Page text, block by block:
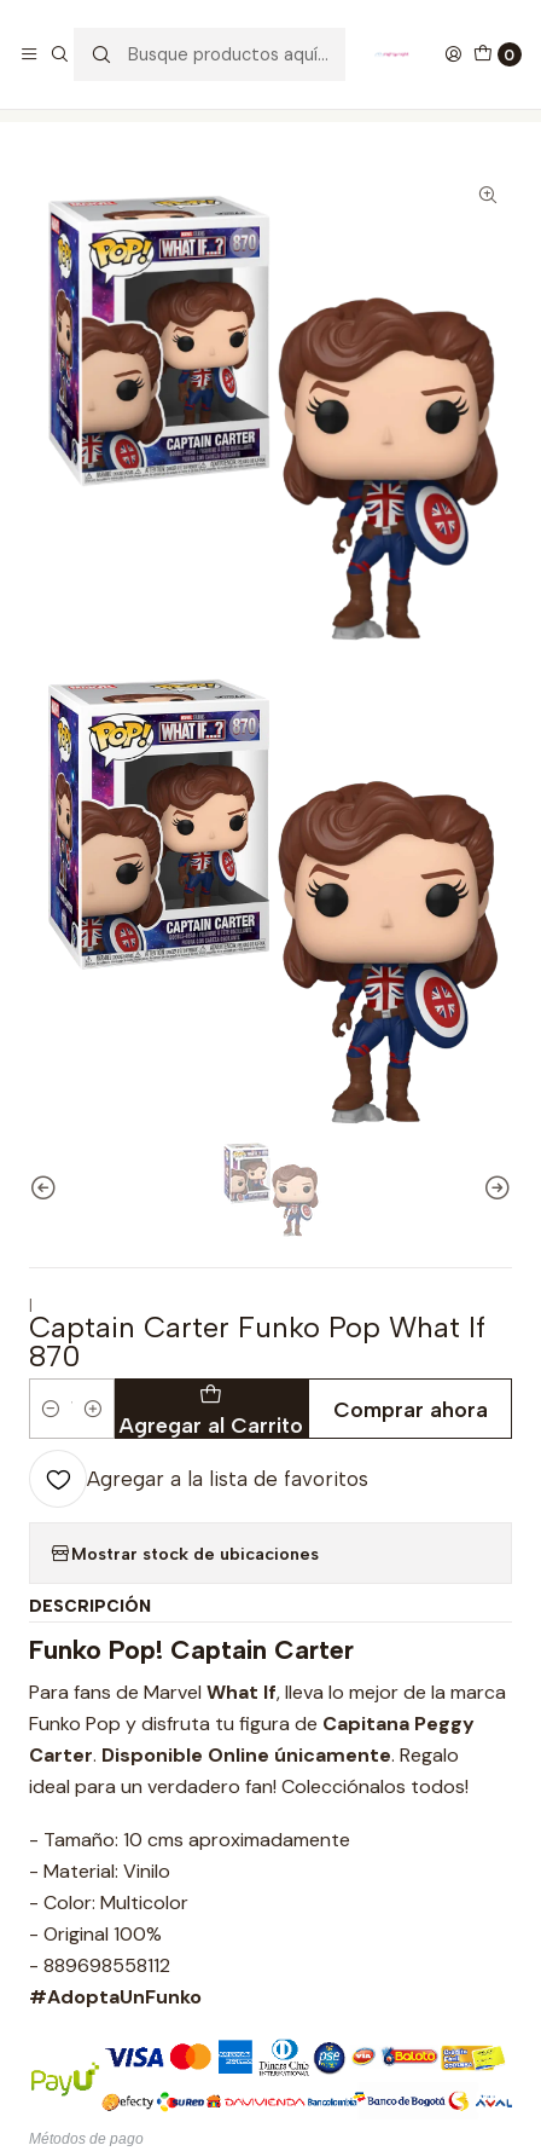
0
|
Captain Carter Funko Pop What If
870
Cantidad Agregar al Carrito
Comprar ahora
Agregar a la lista de favoritos
Mostrar stock de ubicaciones
DESCRIPCIÓN
Funko Pop! Captain Carter
Para fans de Marvel What If, lleva lo mejor de la marca
Funko Pop y disfruta tu figura de Capitana Peggy
Carter. Disponible Online únicamente. Regalo
ideal para un verdadero fan! Colecciónalos todos!
- Tamaño: 10 cms aproximadamente
- Material: Vinilo
- Color: Multicolor
- Original 100%
- 889698558112
#AdoptaUnFunko
Métodos de pago